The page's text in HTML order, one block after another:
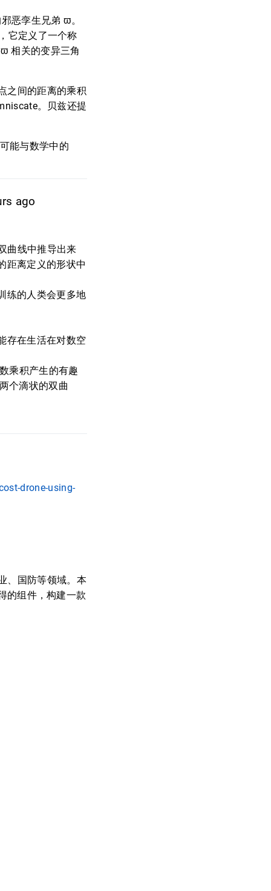
恶孪生兄弟 ϖ。
它定义了一个称
相关的变异三角
之间的距离的乘积
。贝兹还提
能与数学中的
ago
曲线中推导出来
距离定义的形状中
练的人类会更多地
存在生活在对数空
乘积产生的有趣
个滴状的双曲
drone-using-
、国防等领域。本
的组件，构建一款